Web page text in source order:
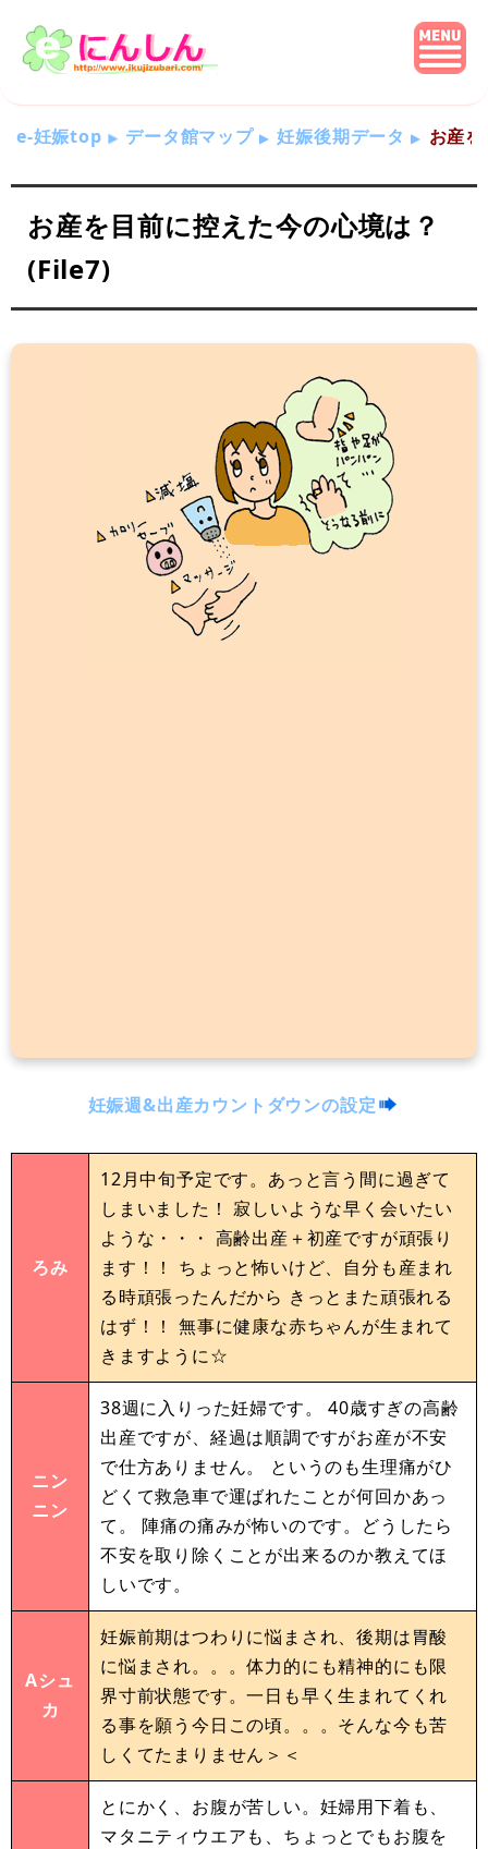
e-妊娠top データ館マップ 妊娠後期データ お産
お産を目前に控えた今の心境は？
(File7)
妊娠週&出産カウントダウンの設定
ろみ
12月中旬予定です。あっと言う間に過ぎて
しまいました！ 寂しいような早く会いたい
ような・・・ 高齢出産＋初産ですが頑張り
ます！！ ちょっと怖いけど、自分も産まれ
る時頑張ったんだから きっとまた頑張れる
はず！！ 無事に健康な赤ちゃんが生まれて
きますように☆
ニン
ニン
38週に入りった妊婦です。 40歳すぎの高齢
出産ですが、経過は順調ですがお産が不安
で仕方ありません。 というのも生理痛がひ
どくて救急車で運ばれたことが何回かあっ
て。 陣痛の痛みが怖いのです。どうしたら
不安を取り除くことが出来るのか教えてほ
しいです。
Aシュ
カ
妊娠前期はつわりに悩まされ、後期は胃酸
に悩まされ。。。体力的にも精神的にも限
界寸前状態です。一日も早く生まれてくれ
る事を願う今日この頃。。。そんな今も苦
しくてたまりません＞＜
とにかく、お腹が苦しい。妊婦用下着も、
マタニティウエアも、ちょっとでもお腹を